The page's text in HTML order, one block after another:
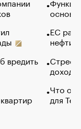
вредить
основ
ЕС
нефти
Что
для